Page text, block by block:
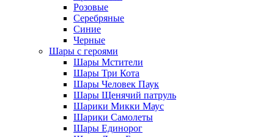
Розовые
Серебряные
Синие
Черные
Шары с героями
Шары Мстители
Шары Три Кота
Шары Человек Паук
Шары Щенячий патруль
Шарики Микки Маус
Шарики Самолеты
Шары Единорог